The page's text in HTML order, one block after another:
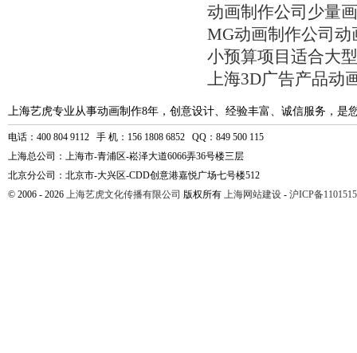
动画制作公司少量
MG动画制作公司
小预算项目适合大
上海3D广告产品动
上海艺虎专业从事动画制作8年，创意设计、经验丰富、诚信服务，是
电话：400 804 9112 手 机：156 1808 6852 QQ：849 500 115
上海总公司：上海市-青浦区-崧泽大道6066弄36号楼三层
北京分公司：北京市-大兴区-CDD创意港嘉悦广场七号楼512
© 2006 - 2026 上海艺虎文化传播有限公司 版权所有 上海网站建设 - 沪ICP备